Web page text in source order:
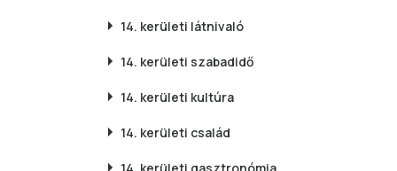
14. kerületi látnivaló
14. kerületi szabadidő
14. kerületi kultúra
14. kerületi család
14. kerületi gasztronómia